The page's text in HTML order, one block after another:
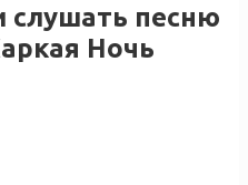
слушать песню
Ночь